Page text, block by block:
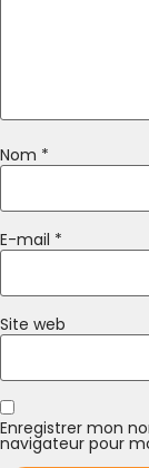
Nom *
E-mail *
Site web
Enregistrer mon
navigateur pour